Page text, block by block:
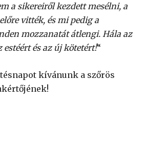
a sikereiről kezdett mesélni, a
vitték, és mi pedig a
mozzanatát átlengi. Hála az
estéért és az új kötetért!“
kívánunk a szőrös